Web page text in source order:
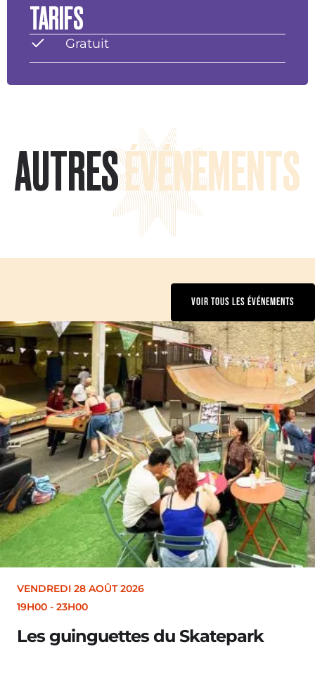
TARIFS
Gratuit
AUTRESÉVÉNEMENTS
VOIR TOUS LES ÉVÉNEMENTS
VENDREDI 28 AOÛT 2026
Merle [Un dernier soir